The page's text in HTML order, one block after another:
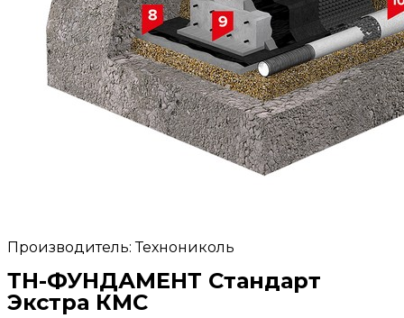
Производитель: Технониколь
ТН-ФУНДАМЕНТ Стандарт
Экстра КМС